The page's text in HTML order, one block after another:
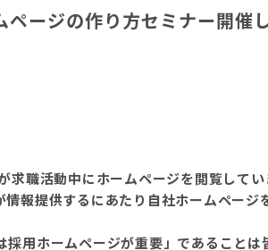
ージの作り方セミナー開催
職活動中にホームページを閲覧してい
報提供するにあたり自社ホームページ
用ホームページが重要」であることは